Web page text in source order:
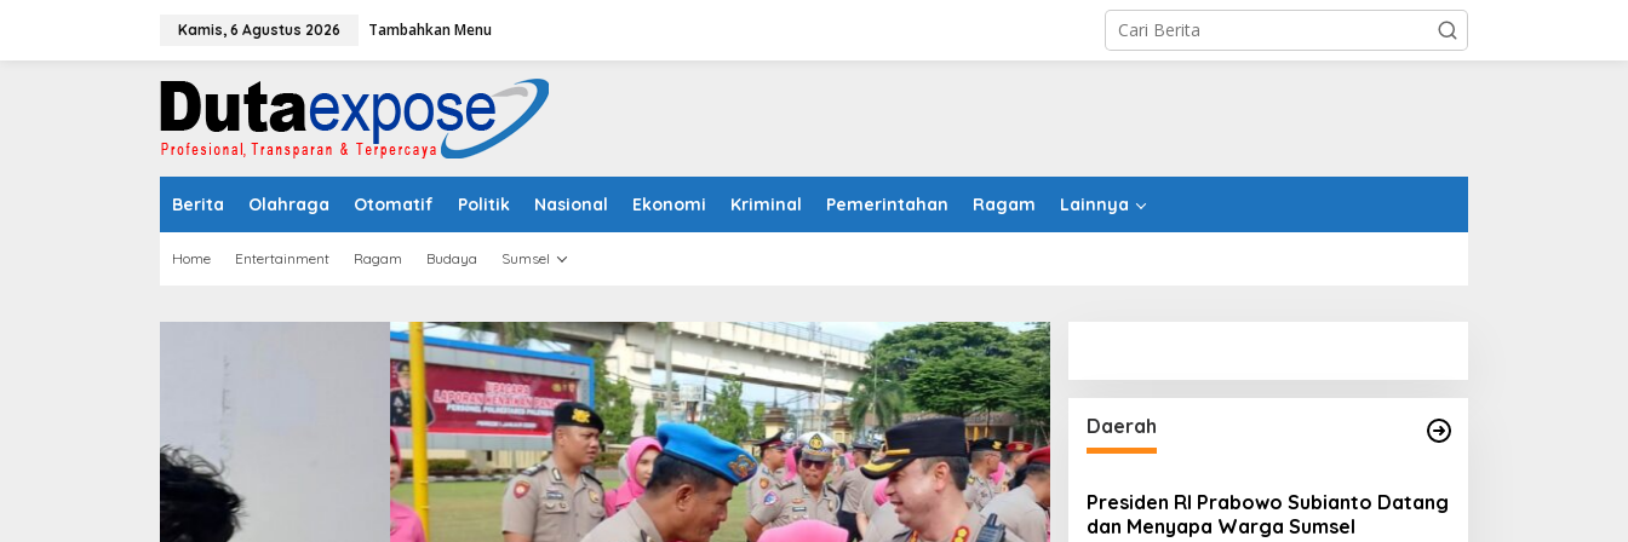
Kamis, 6 Agustus 2026 Tambahkan Menu
Berita Olahraga Otomatif Politik Nasional Ekonomi Kriminal Pemerintahan Ragam Lainnya
Home Entertainment Ragam Budaya Sumsel
Daerah
Presiden RI Prabowo Subianto Datang
dan Menyapa Warga Sumsel